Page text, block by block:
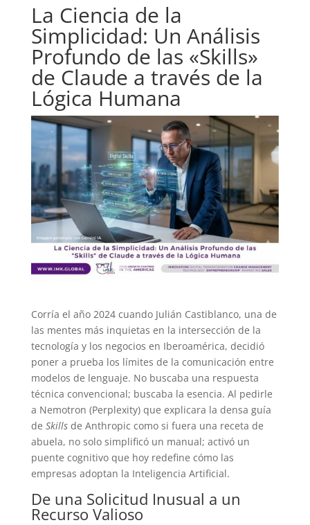
La Ciencia de la
Simplicidad: Un Análisis
Profundo de las «Skills»
de Claude a través de la
Lógica Humana
Corría el año 2024 cuando Julián Castiblanco, una de
las mentes más inquietas en la intersección de la
tecnología y los negocios en Iberoamérica, decidió
poner a prueba los límites de la comunicación entre
modelos de lenguaje. No buscaba una respuesta
técnica convencional; buscaba la esencia. Al pedirle
a Nemotron (Perplexity) que explicara la densa guía
de Skillsde Anthropic como si fuera una receta de
abuela, no solo simplificó un manual; activó un
puente cognitivo que hoy redefine cómo las
empresas adoptan la Inteligencia Artificial.
De una Solicitud Inusual a un
Recurso Valioso